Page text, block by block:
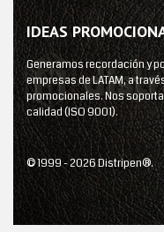
IDEAS
Generamos recordación y
empresas de LATAM, a
promocionales. Nos
calidad (ISO 9001).
© 1999 - 2026 Distripen®.